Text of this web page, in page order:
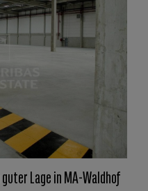
guter Lage in MA-Waldhof